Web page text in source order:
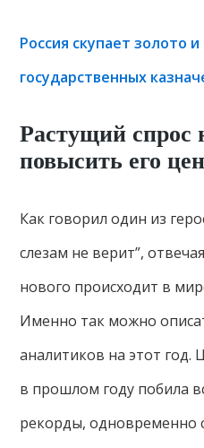
Россия скупает золото
государственных
Растущий спрос
повысить его
Как говорил один из
слезам не верит”,
нового происходит в
Именно так можно
аналитиков на этот год.
в прошлом году побила
рекорды, одновременно